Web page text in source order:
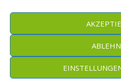
durch Schulranzen?“
Praxis - Dornheim